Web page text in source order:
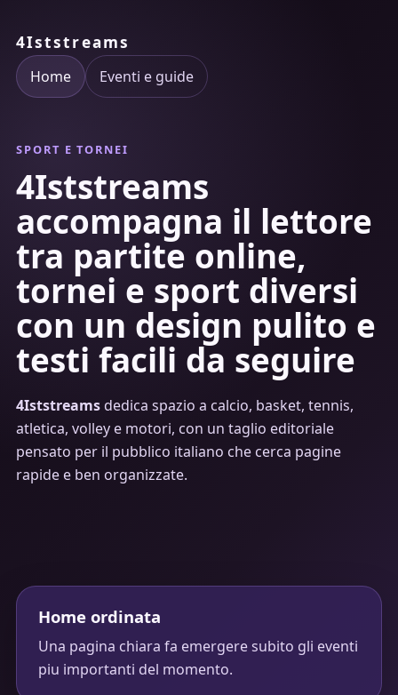
4Iststreams
Home Eventi e guide
SPORT E TORNEI
4Iststreams
accompagna il lettore
tra partite online,
tornei e sport diversi
con un design pulito e
testi facili da seguire
4Iststreamsdedica spazio a calcio, basket, tennis,
atletica, volley e motori, con un taglio editoriale
pensato per il pubblico italiano che cerca pagine
rapide e ben organizzate.
Home ordinata
Una pagina chiara fa emergere subito gli eventi
piu importanti del momento.